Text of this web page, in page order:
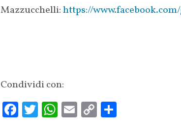
Mazzucchelli:https://www.facebook.com/
Condividi con:
Fa T W E C